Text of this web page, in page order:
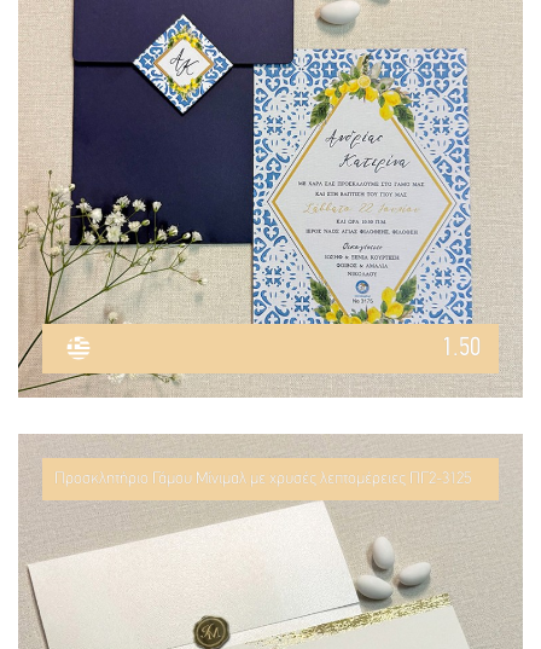
1.50
Προσκλητήριο Γάμου Μίνιμαλ με χρυσές λεπτομέρειες ΠΓ2-3125